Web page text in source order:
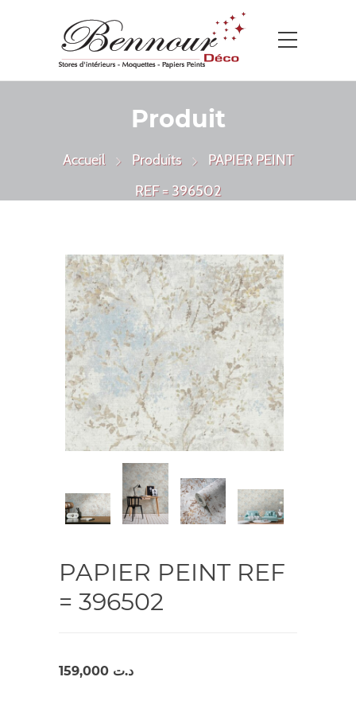
Produit
Accueil Produits
PAPIER PEINT
REF = 396502
PAPIER PEINT REF
= 396502
د.ت